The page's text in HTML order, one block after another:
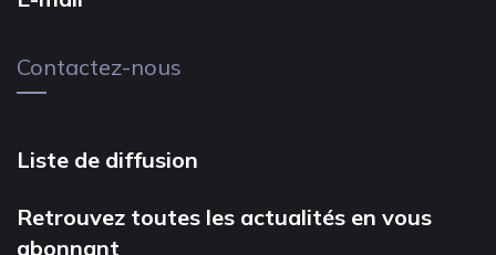
Contactez-nous
Liste de diffusion
Retrouvez toutes les actualités en vous
abonnant